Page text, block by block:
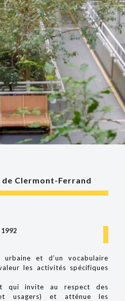
Clermont-Ferrand
1992
urbaine et d’un vocabulaire
les activités spécifiques
qui invite au respect des
usagers) et atténue les